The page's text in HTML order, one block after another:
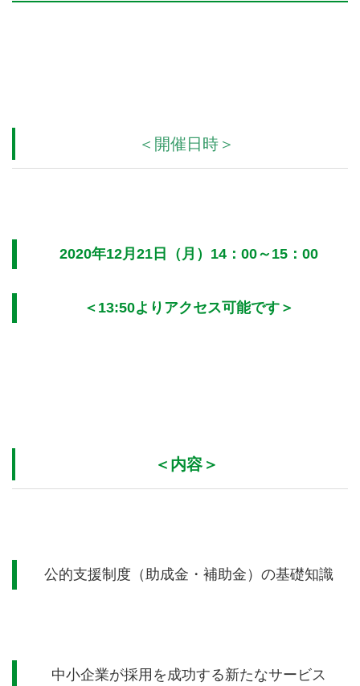
＜開催日時＞
2020年12月21日（月）14：00～15：00
＜13:50よりアクセス可能です＞
＜内容＞
公的支援制度（助成金・補助金）の基礎知識
中小企業が採用を成功する新たなサービス